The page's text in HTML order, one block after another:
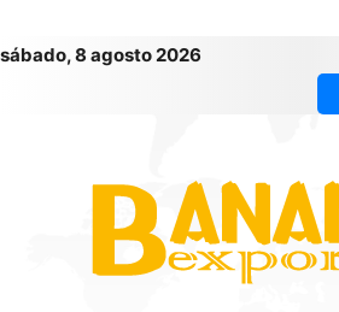
sábado, 8 agosto 2026